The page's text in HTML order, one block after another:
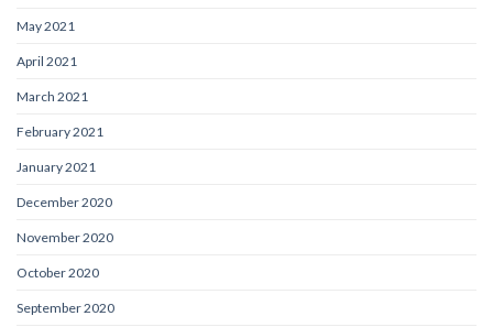
May 2021
April 2021
March 2021
February 2021
January 2021
December 2020
November 2020
October 2020
September 2020